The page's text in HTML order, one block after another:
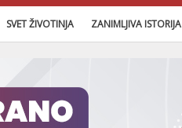
SVET ŽIVOTINJA ZANIMLJIVA ISTORIJA